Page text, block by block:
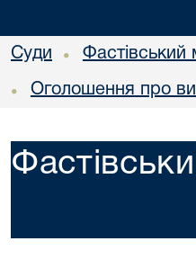
Суди • Фастівський
• Оголошення про